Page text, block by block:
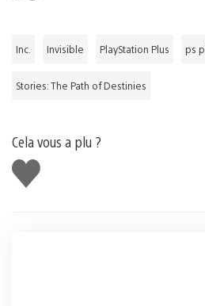
Inc. Invisible PlayStation Plus ps
Stories: The Path of Destinies
Cela vous a plu ?
J'aime